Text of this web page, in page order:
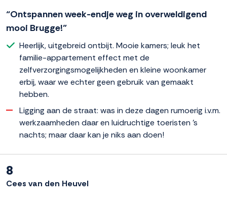
“Ontspannen week-endje weg in overweldigend
mooi Brugge!”
Heerlijk, uitgebreid ontbijt. Mooie kamers; leuk het
familie-appartement effect met de
zelfverzorgingsmogelijkheden en kleine woonkamer
erbij, waar we echter geen gebruik van gemaakt
hebben.
Ligging aan de straat: was in deze dagen rumoerig i.v.m.
werkzaamheden daar en luidruchtige toeristen 's
nachts; maar daar kan je niks aan doen!
8
Cees van den Heuvel